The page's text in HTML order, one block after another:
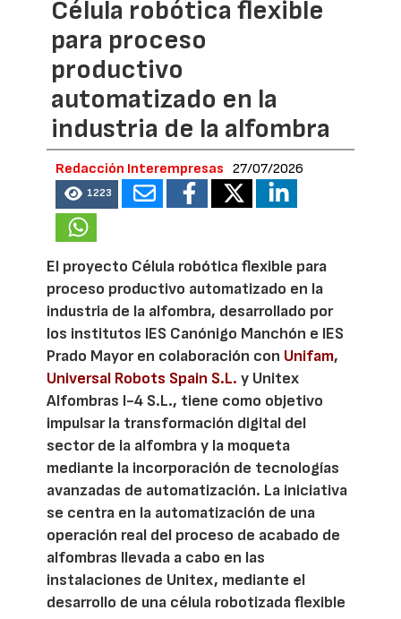
Célula robótica flexible
para proceso
productivo
automatizado en la
industria de la alfombra
Redacción Interempresas 27/07/2026
1223
El proyecto Célula robótica flexible para
proceso productivo automatizado en la
industria de la alfombra, desarrollado por
los institutos IES Canónigo Manchón e IES
Prado Mayor en colaboración con Unifam,
Universal Robots Spain S.L. y Unitex
Alfombras I-4 S.L., tiene como objetivo
impulsar la transformación digital del
sector de la alfombra y la moqueta
mediante la incorporación de tecnologías
avanzadas de automatización. La iniciativa
se centra en la automatización de una
operación real del proceso de acabado de
alfombras llevada a cabo en las
instalaciones de Unitex, mediante el
desarrollo de una célula robotizada flexible